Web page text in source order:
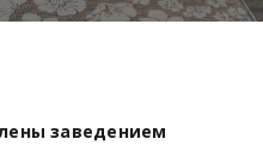
заведением